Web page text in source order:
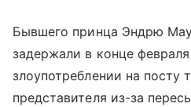
Бывшего принца Эндрю
задержали в конце
злоупотреблении на посту
представителя из-за